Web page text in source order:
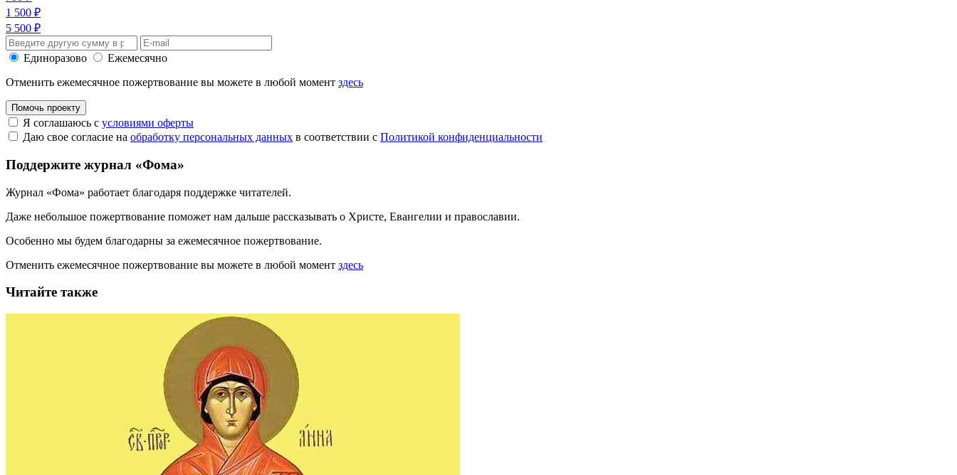
1 500 ₽
5 500 ₽
Единоразово
Ежемесячно
Отменить ежемесячное пожертвование вы можете в любой момент здесь
Помочь проекту
Я соглашаюсь с условиями оферты
Даю свое согласие на обработку персональных данных в соответствии с Политикой конфиденциальности
Поддержите журнал «Фома»
Журнал «Фома» работает благодаря поддержке читателей.
Даже небольшое пожертвование поможет нам дальше рассказывать о Христе, Евангелии и православии.
Особенно мы будем благодарны за ежемесячное пожертвование.
Отменить ежемесячное пожертвование вы можете в любой момент здесь
Читайте также